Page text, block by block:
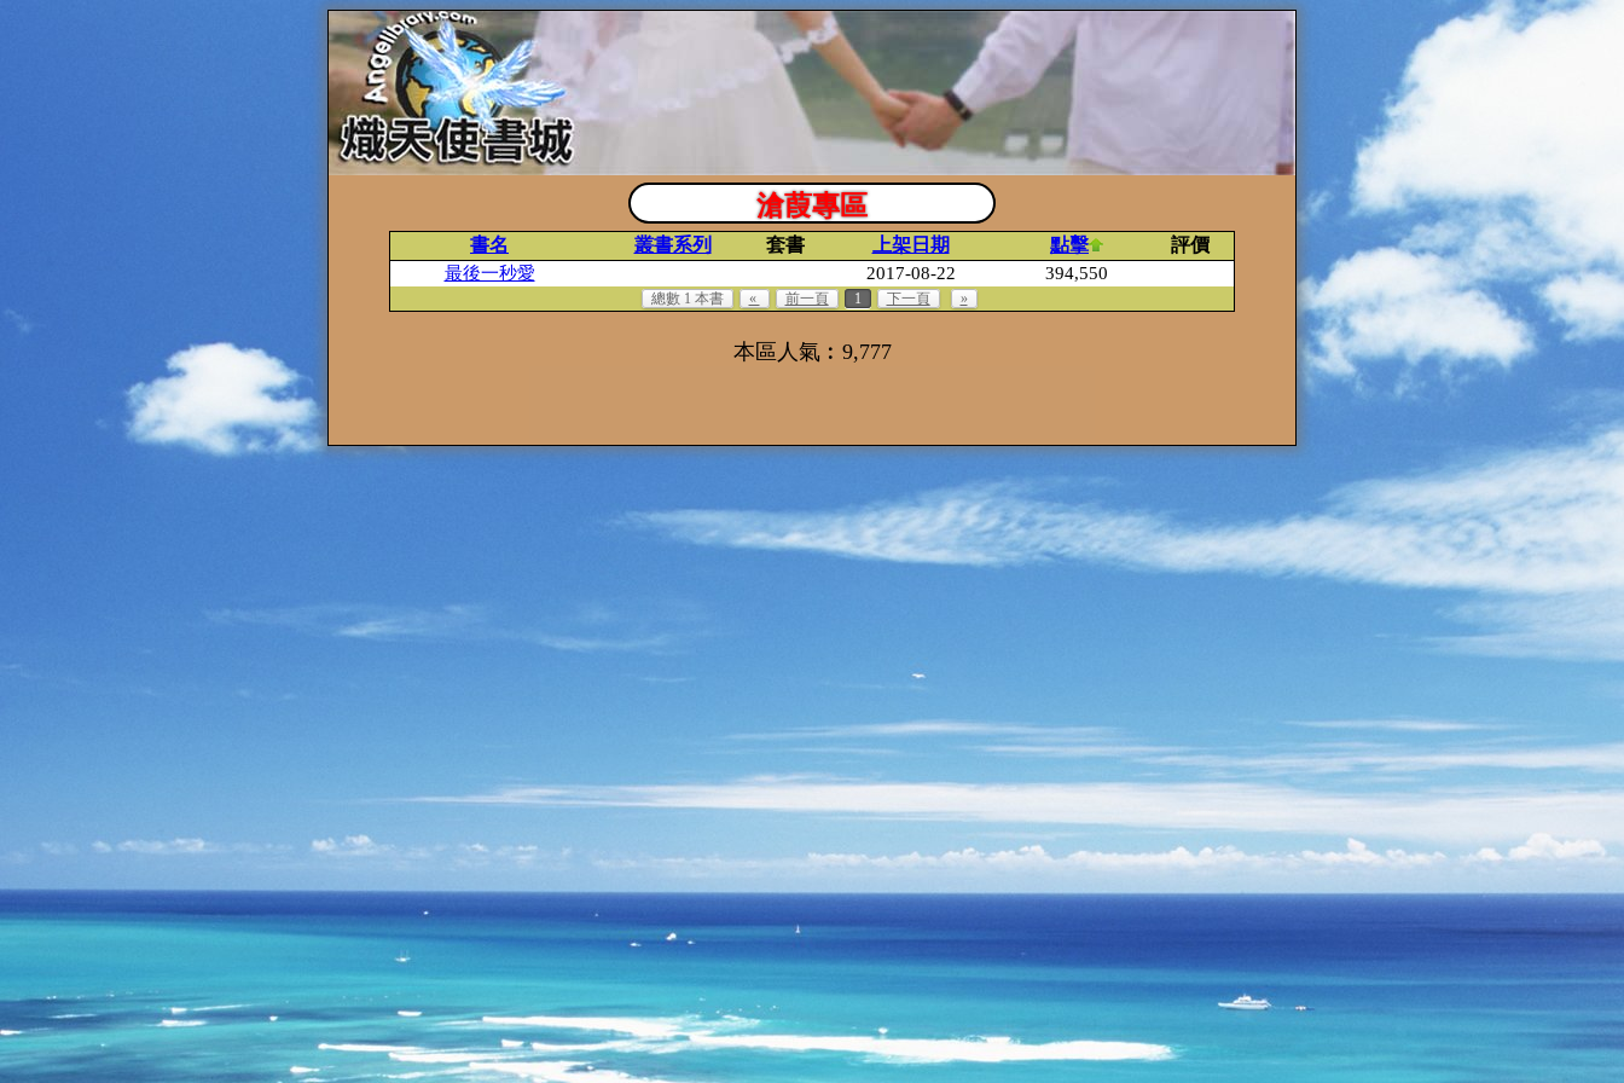
滄葭專區
書名 叢書系列 套書 上架日期 點擊 評價
最後一秒愛 2017-08-22 394,550
總數 1 本書 « 前一頁 1 下一頁 »
本區人氣︰9,777